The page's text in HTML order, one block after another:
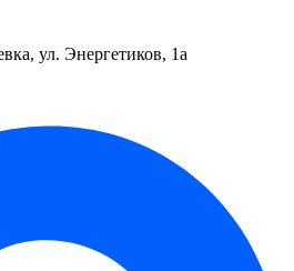
ул. Энергетиков, 1а